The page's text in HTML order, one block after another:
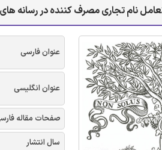
تعامل نام تجاری مصرف کننده در رسانه
عنوان فارسی
عنوان انگلیسی
صفحات مقاله
سال انتشار